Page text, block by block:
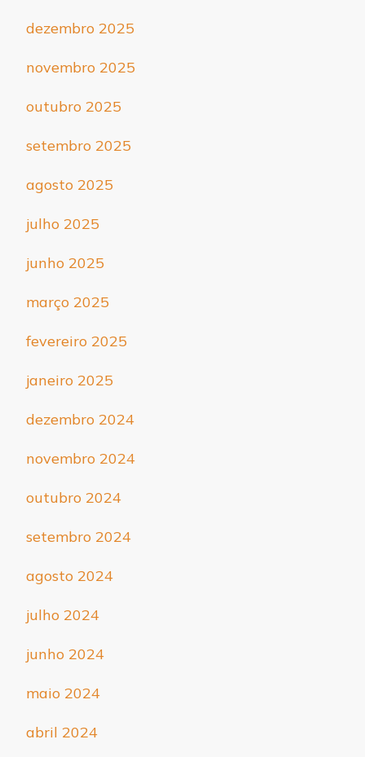
dezembro 2025
novembro 2025
outubro 2025
setembro 2025
agosto 2025
julho 2025
junho 2025
março 2025
fevereiro 2025
janeiro 2025
dezembro 2024
novembro 2024
outubro 2024
setembro 2024
agosto 2024
julho 2024
junho 2024
maio 2024
abril 2024